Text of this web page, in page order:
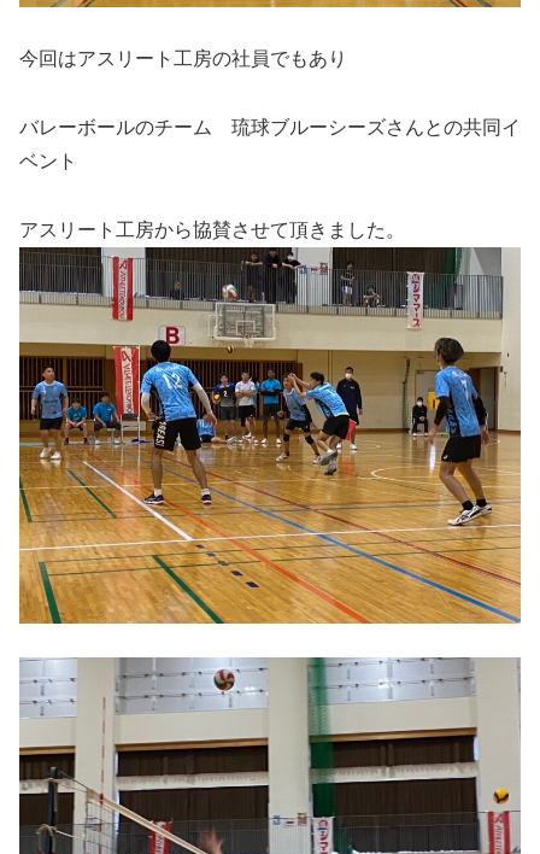
今回はアスリート工房の社員でもあり
バレーボールのチーム 琉球ブルーシーズさんとの共同イ
ベント
アスリート工房から協賛させて頂きました。